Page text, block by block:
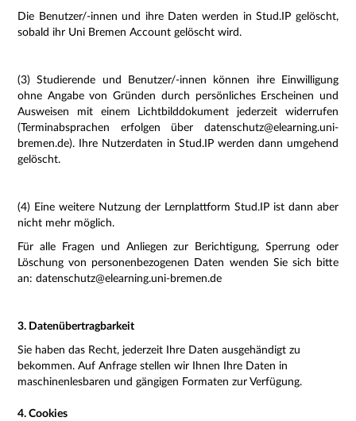
Die Benutzer/-innen und ihre Daten werden in Stud.IP gelöscht,
sobald ihr Uni Bremen Account gelöscht wird.
(3) Studierende und Benutzer/-innen können ihre Einwilligung
ohne Angabe von Gründen durch persönliches Erscheinen und
Ausweisen mit einem Lichtbilddokument jederzeit widerrufen
(Terminabsprachen erfolgen über datenschutz@elearning.uni-
bremen.de). Ihre Nutzerdaten in Stud.IP werden dann umgehend
gelöscht.
(4) Eine weitere Nutzung der Lernplattform Stud.IP ist dann aber
nicht mehr möglich.
Für alle Fragen und Anliegen zur Berichtigung, Sperrung oder
Löschung von personenbezogenen Daten wenden Sie sich bitte
an: datenschutz@elearning.uni-bremen.de
3. Datenübertragbarkeit
Sie haben das Recht, jederzeit Ihre Daten ausgehändigt zu
bekommen. Auf Anfrage stellen wir Ihnen Ihre Daten in
maschinenlesbaren und gängigen Formaten zur Verfügung.
4. Cookies